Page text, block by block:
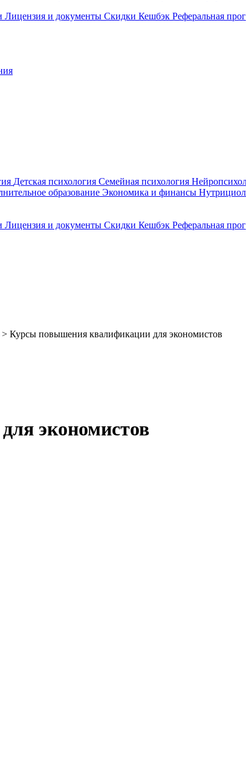
Лицензия и документы Скидки Кешбэк Реферальная
Детская психология Семейная психология
образование Экономика и финансы
Лицензия и документы Скидки Кешбэк Реферальная
> Курсы повышения квалификации для экономистов
экономистов